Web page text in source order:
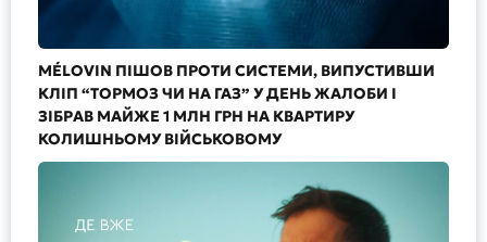
MÉLOVIN ПІШОВ ПРОТИ СИСТЕМИ, ВИПУСТИВШИ
КЛІП “ТОРМОЗ ЧИ НА ГАЗ” У ДЕНЬ ЖАЛОБИ І
ЗІБРАВ МАЙЖЕ 1 МЛН ГРН НА КВАРТИРУ
КОЛИШНЬОМУ ВІЙСЬКОВОМУ